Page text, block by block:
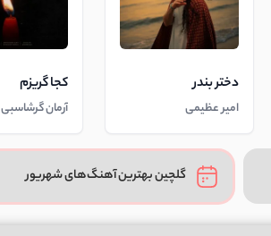
دختر بندر
امیر عظیمی
کجا گریزم
آرمان گرشاسبی
گلچین بهترین آهنگ‌های شهریور